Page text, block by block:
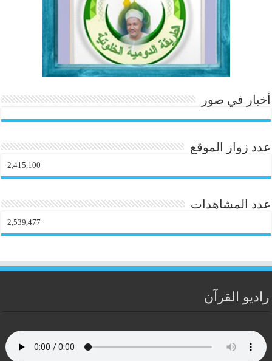
أخبار في صور
عدد زوار الموقع
2,415,100
عدد المشاهدات
2,539,477
راديو القرآن